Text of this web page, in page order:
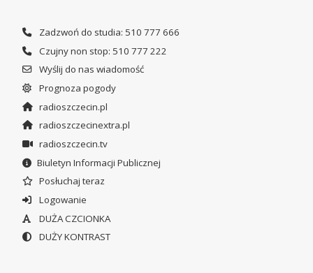
Zadzwoń do studia: 510 777 666
Czujny non stop: 510 777 222
Wyślij do nas wiadomość
Prognoza pogody
radioszczecin.pl
radioszczecinextra.pl
radioszczecin.tv
Biuletyn Informacji Publicznej
Posłuchaj teraz
Logowanie
DUŻA CZCIONKA
DUŻY KONTRAST